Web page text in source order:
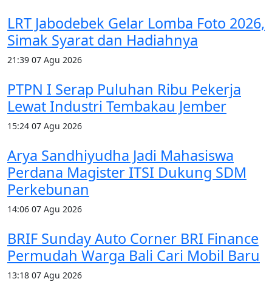
LRT Jabodebek Gelar Lomba Foto 2026,
Simak Syarat dan Hadiahnya
21:39 07 Agu 2026
PTPN I Serap Puluhan Ribu Pekerja
Lewat Industri Tembakau Jember
15:24 07 Agu 2026
Arya Sandhiyudha Jadi Mahasiswa
Perdana Magister ITSI Dukung SDM
Perkebunan
14:06 07 Agu 2026
BRIF Sunday Auto Corner BRI Finance
Permudah Warga Bali Cari Mobil Baru
13:18 07 Agu 2026